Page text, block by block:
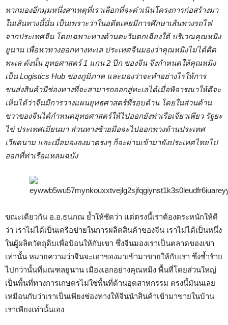
หากมองอีกมุมหนึ่งสาเหตุที่เราเลือกที่จะดำเนินโครงการก่อสร้างมา
ในเส้นทางนี้นั่น เป็นเพราะว่าในอดีตเคยมีการศึกษาเส้นทางรถไฟ
จากประเทศจีน โดยเฉพาะทางด้านตะวันตกเฉียงใต้ บริเวณคุณหมิง
ยูนาน เพื่อหาทางออกทางทะเล ประเทศจีนมองว่าคุณหมิงไม่ได้ติด
ทะเล ดังนั้น ยุทธศาสตร์ 1 แกน 2 ปีก ของจีน จึงกำหนดให้คุณหมิง
เป็น Logistics Hub ของภูมิภาค และมองว่าจะทำอย่างไรให้การ
ขนส่งสินค้ามีช่องทางที่จะสามารถออกสู่ทะเลได้เมื่อพิจารณาให้ดีจะ
เห็นได้ว่าจีนมีการวางแผนยุทธศาสตร์ที่รอบด้าน โดยในส่วนด้าน
ขวาของจีนได้กำหนดยุทธศาสตร์ให้ไปออกยังท่าเรือเจียวเพียว รัฐยะ
ไข่ ประเทศเมียนมา ส่วนทางซ้ายมือจะไปออกทางด้านประเทศ
เวียดนาม และเมื่อมองลงมาตรงๆ ก็จะผ่านเข้ามายังประเทศไทยไป
ออกที่ท่าเรือแหลมฉบัง
ขณะเดียวกัน อ.อ.ธนภณ ย้ำให้ชัดว่า แต่ตรงนี้เราต้องตระหนักให้ดี
ว่า เราไม่ได้เป็นเครือข่ายในการผลิตสินค้าของจีน เราไม่ได้เป็นหนึ่ง
ในผู้ผลิตวัตถุดิบเพื่อป้อนให้กับเขา ซึ่งจีนมองเราเป็นตลาดของเขา
เท่านั้น หมายความว่าจีนจะเอาของมาเข้ามาขายให้กับเรา ซึ่งซ้ำร้าย
ไปกว่านั้นที่มณฑลยูนาน เมืองเอกอย่างคุณหมิง พื้นที่โดยส่วนใหญ่
เป็นพื้นที่ทางการเกษตรไม่ใช่พื้นที่ด้านอุตสาหกรรม ตรงนี้มันนเลย
เหมือนกับว่าเราเป็นเพียงช่องทางให้จีนนำสินค้าเข้ามาขายในบ้าน
เราเพียงเท่านั้นเอง